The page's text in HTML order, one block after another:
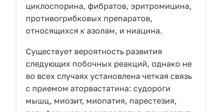
циклоспорина, фибратов, эритромицина,
противогрибковых препаратов,
относящихся к азолам, и ниацина.
Существует вероятность развития
следующих побочных реакций, однако не
во всех случаях установлена четкая связь
с приемом аторвастатина: судороги
мышц, миозит, миопатия, парестезия,